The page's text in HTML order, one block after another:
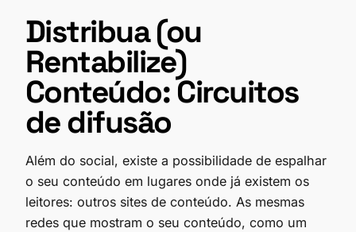
Distribua (ou
Rentabilize)
Conteúdo: Circuitos
de difusão
Além do social, existe a possibilidade de espalhar
o seu conteúdo em lugares onde já existem os
leitores: outros sites de conteúdo. As mesmas
redes que mostram o seu conteúdo, como um